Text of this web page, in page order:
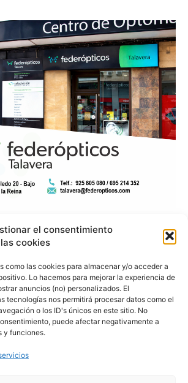
el consentimiento
cookies
como las cookies para almacenar y/o acceder a
Lo hacemos para mejorar la experiencia de
anuncios (no) personalizados. El
tecnologías nos permitirá procesar datos como el
o los ID's únicos en este sitio. No
puede afectar negativamente a
y funciones.